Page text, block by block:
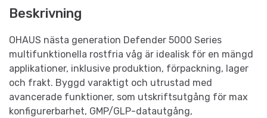
Beskrivning
OHAUS nästa generation Defender 5000 Series
multifunktionella rostfria våg är idealisk för en mängd
applikationer, inklusive produktion, förpackning, lager
och frakt. Byggd varaktigt och utrustad med
avancerade funktioner, som utskriftsutgång för max
konfigurerbarhet, GMP/GLP-datautgång,